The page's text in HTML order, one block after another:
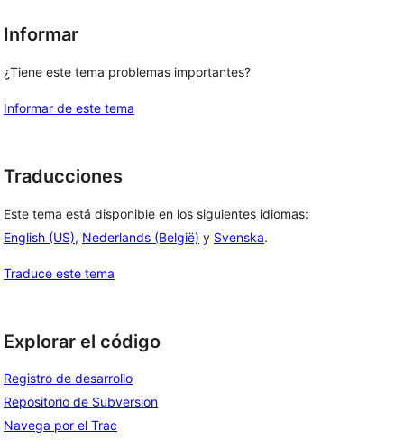
Informar
¿Tiene este tema problemas importantes?
Informar de este tema
Traducciones
Este tema está disponible en los siguientes idiomas:
English (US), Nederlands (België) y Svenska.
Traduce este tema
Explorar el código
Registro de desarrollo
Repositorio de Subversion
Navega por el Trac